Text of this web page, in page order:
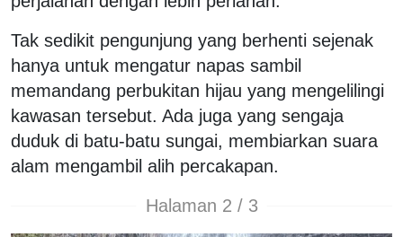
Tak sedikit pengunjung yang berhenti sejenak
hanya untuk mengatur napas sambil
memandang perbukitan hijau yang mengelilingi
kawasan tersebut. Ada juga yang sengaja
duduk di batu-batu sungai, membiarkan suara
alam mengambil alih percakapan.
Halaman 2 / 3